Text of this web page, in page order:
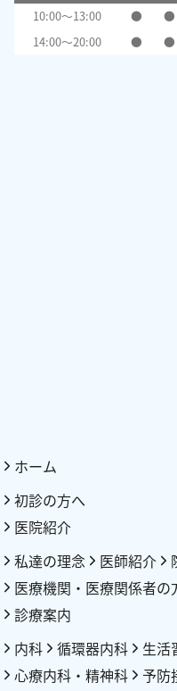
10:00～13:00
● ●
14:00～20:00
● ●
ホーム
初診の方へ
医院紹介
私達の理念
医師紹介
医療機関・医療関係者の
診療案内
内科
循環器内科 生活
心療内科・精神科
予防